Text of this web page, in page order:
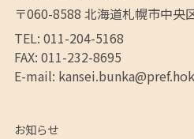
〒060-8588北海道札幌市中央
TEL: 011-204-5168
FAX: 011-232-8695
E-mail:
お知らせ